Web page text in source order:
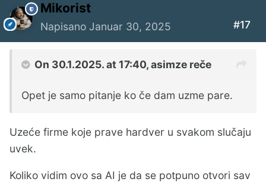
Mikorist
Napisano Januar 30, 2025 #17
On 30.1.2025. at 17:40,asimze reče
Opet je samo pitanje ko če dam uzme pare.
Uzeće firme koje prave hardver u svakom slučaju
uvek.
Koliko vidim ovo sa AI je da se potpuno otvori sav